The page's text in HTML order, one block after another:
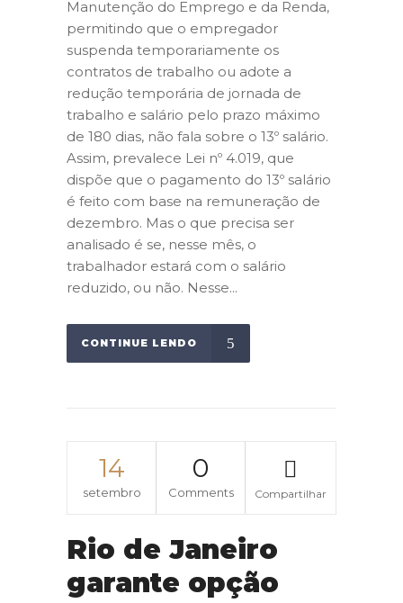
Manutenção do Emprego e da Renda,
permitindo que o empregador
suspenda temporariamente os
contratos de trabalho ou adote a
redução temporária de jornada de
trabalho e salário pelo prazo máximo
de 180 dias, não fala sobre o 13º salário.
Assim, prevalece Lei nº 4.019, que
dispõe que o pagamento do 13º salário
é feito com base na remuneração de
dezembro. Mas o que precisa ser
analisado é se, nesse mês, o
trabalhador estará com o salário
reduzido, ou não. Nesse...
CONTINUE LENDO
14
setembro
0
Comments Compartilhar
Rio de Janeiro
garante opção